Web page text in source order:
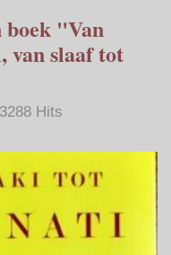
"Van
slaaf tot
3288 Hits